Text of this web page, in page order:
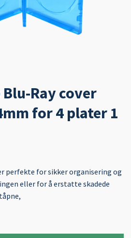
Ray cover
for 4 plater 1
perfekte for sikker organisering og
eller for å erstatte skadede